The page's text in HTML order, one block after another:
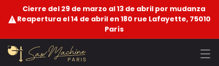
Cierre del 29 de marzo al 13 de abril por mudanza
Reapertura el 14 de abril en 180 rue Lafayette, 75010
París